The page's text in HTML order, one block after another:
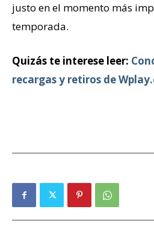
justo en el momento más
temporada.
Quizás te interese leer:
recargas y retiros de